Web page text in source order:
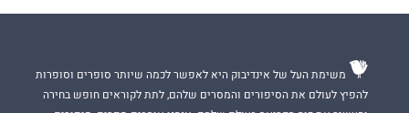
משימת העל של אינדיבוק היא לאפשר לכמה שיותר סופרים וסופרות
להפיץ לעולם את הסיפורים והמסרים שלהם, לתת לקוראים חופש בחירה